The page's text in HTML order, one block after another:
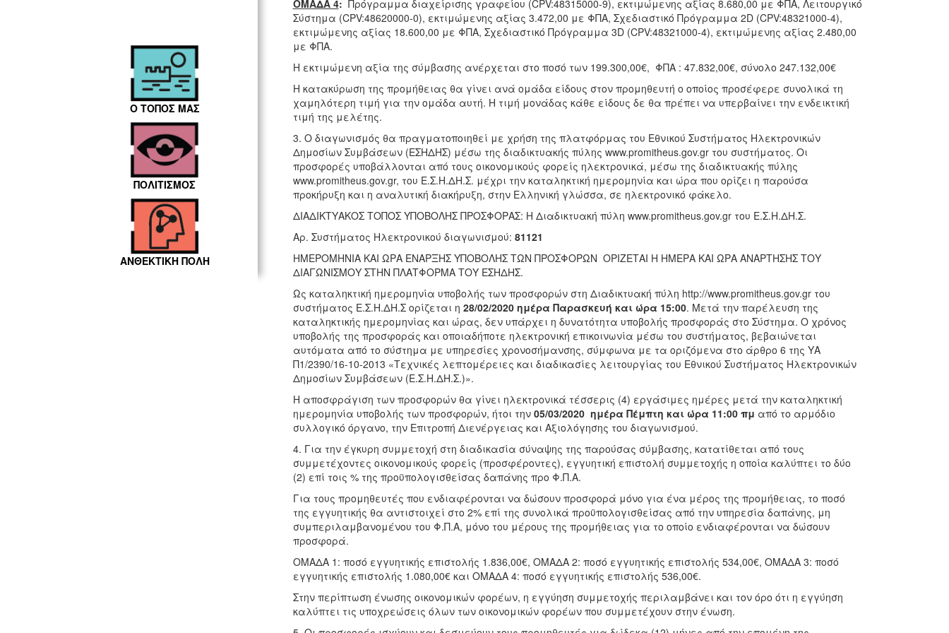
Ο ΤΟΠΟΣ ΜΑΣ
ΠΟΛΙΤΙΣΜΟΣ
ΑΝΘΕΚΤΙΚΗ ΠΟΛΗ
ΟΜΑΔΑ 4: Πρόγραμμα διαχείρισης γραφείου (CPV:48315000-9), εκτιμώμενης αξίας 8.680,00 με ΦΠΑ, Λειτουργικό
Σύστημα (CPV:48620000-0), εκτιμώμενης αξίας 3.472,00 με ΦΠΑ, Σχεδιαστικό Πρόγραμμα 2D (CPV:48321000-4),
εκτιμώμενης αξίας 18.600,00 με ΦΠΑ, Σχεδιαστικό Πρόγραμμα 3D (CPV:48321000-4), εκτιμώμενης αξίας 2.480,00
με ΦΠΑ.
Η εκτιμώμενη αξία της σύμβασης ανέρχεται στο ποσό των 199.300,00€, ΦΠΑ : 47.832,00€, σύνολο 247.132,00€
Η κατακύρωση της προμήθειας θα γίνει ανά ομάδα είδους στον προμηθευτή ο οποίος προσέφερε συνολικά τη
χαμηλότερη τιμή για την ομάδα αυτή. Η τιμή μονάδας κάθε είδους δε θα πρέπει να υπερβαίνει την ενδεικτική
τιμή της μελέτης.
3. Ο διαγωνισμός θα πραγματοποιηθεί με χρήση της πλατφόρμας του Εθνικού Συστήματος Ηλεκτρονικών
Δημοσίων Συμβάσεων (ΕΣΗΔΗΣ) μέσω της διαδικτυακής πύλης www.promitheus.gov.gr του συστήματος. Οι
προσφορές υποβάλλονται από τους οικονομικούς φορείς ηλεκτρονικά, μέσω της διαδικτυακής πύλης
www.promitheus.gov.gr, του Ε.Σ.Η.ΔΗ.Σ. μέχρι την καταληκτική ημερομηνία και ώρα που ορίζει η παρούσα
προκήρυξη και η αναλυτική διακήρυξη, στην Ελληνική γλώσσα, σε ηλεκτρονικό φάκελο.
ΔΙΑΔΙΚΤΥΑΚΟΣ ΤΟΠΟΣ ΥΠΟΒΟΛΗΣ ΠΡΟΣΦΟΡΑΣ: Η Διαδικτυακή πύλη www.promitheus.gov.gr του Ε.Σ.Η.ΔΗ.Σ.
Αρ. Συστήματος Ηλεκτρονικού διαγωνισμού: 81121
ΗΜΕΡΟΜΗΝΙΑ ΚΑΙ ΩΡΑ ΕΝΑΡΞΗΣ ΥΠΟΒΟΛΗΣ ΤΩΝ ΠΡΟΣΦΟΡΩΝ ΟΡΙΖΕΤΑΙ Η ΗΜΕΡΑ ΚΑΙ ΩΡΑ ΑΝΑΡΤΗΣΗΣ ΤΟΥ
ΔΙΑΓΩΝΙΣΜΟΥ ΣΤΗΝ ΠΛΑΤΦΟΡΜΑ ΤΟΥ ΕΣΗΔΗΣ.
Ως καταληκτική ημερομηνία υποβολής των προσφορών στη Διαδικτυακή πύλη http://www.promitheus.gov.gr του
συστήματος Ε.Σ.Η.ΔΗ.Σ ορίζεται η 28/02/2020 ημέρα Παρασκευή και ώρα 15:00. Μετά την παρέλευση της
καταληκτικής ημερομηνίας και ώρας, δεν υπάρχει η δυνατότητα υποβολής προσφοράς στο Σύστημα. Ο χρόνος
υποβολής της προσφοράς και οποιαδήποτε ηλεκτρονική επικοινωνία μέσω του συστήματος, βεβαιώνεται
αυτόματα από το σύστημα με υπηρεσίες χρονοσήμανσης, σύμφωνα με τα οριζόμενα στο άρθρο 6 της ΥΑ
Π1/2390/16-10-2013 «Τεχνικές λεπτομέρειες και διαδικασίες λειτουργίας του Εθνικού Συστήματος Ηλεκτρονικών
Δημοσίων Συμβάσεων (Ε.Σ.Η.ΔΗ.Σ.)».
Η αποσφράγιση των προσφορών θα γίνει ηλεκτρονικά τέσσερις (4) εργάσιμες ημέρες μετά την καταληκτική
ημερομηνία υποβολής των προσφορών, ήτοι την 05/03/2020 ημέρα Πέμπτη και ώρα 11:00 πμ από το αρμόδιο
συλλογικό όργανο, την Επιτροπή Διενέργειας και Αξιολόγησης του διαγωνισμού.
4. Για την έγκυρη συμμετοχή στη διαδικασία σύναψης της παρούσας σύμβασης, κατατίθεται από τους
συμμετέχοντες οικονομικούς φορείς (προσφέροντες), εγγυητική επιστολή συμμετοχής η οποία καλύπτει το δύο
(2) επί τοις % της προϋπολογισθείσας δαπάνης προ Φ.Π.Α.
Για τους προμηθευτές που ενδιαφέρονται να δώσουν προσφορά μόνο για ένα μέρος της προμήθειας, το ποσό
της εγγυητικής θα αντιστοιχεί στο 2% επί της συνολικά προϋπολογισθείσας από την υπηρεσία δαπάνης, μη
συμπεριλαμβανομένου του Φ.Π.Α, μόνο του μέρους της προμήθειας για το οποίο ενδιαφέρονται να δώσουν
προσφορά.
ΟΜΑΔΑ 1: ποσό εγγυητικής επιστολής 1.836,00€, ΟΜΑΔΑ 2: ποσό εγγυητικής επιστολής 534,00€, ΟΜΑΔΑ 3: ποσό
εγγυητικής επιστολής 1.080,00€ και ΟΜΑΔΑ 4: ποσό εγγυητικής επιστολής 536,00€.
Στην περίπτωση ένωσης οικονομικών φορέων, η εγγύηση συμμετοχής περιλαμβάνει και τον όρο ότι η εγγύηση
καλύπτει τις υποχρεώσεις όλων των οικονομικών φορέων που συμμετέχουν στην ένωση.